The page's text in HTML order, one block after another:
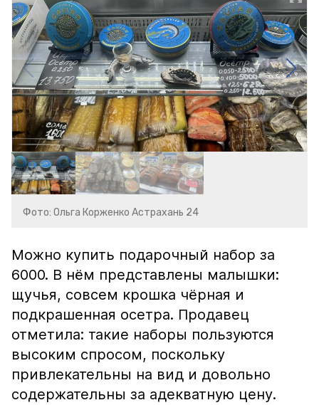
Фото: Ольга Корженко Астрахань 24
Можно купить подарочный набор за
6000. В нём представлены малышки:
щучья, совсем крошка чёрная и
подкрашенная осетра. Продавец
отметила: такие наборы пользуются
высоким спросом, поскольку
привлекательны на вид и довольно
содержательны за адекватную цену.